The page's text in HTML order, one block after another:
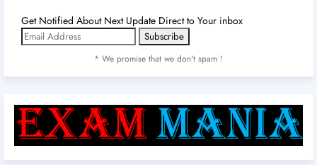
Get Notified About Next Update Direct to Your inbox
* We promise that we don't spam !